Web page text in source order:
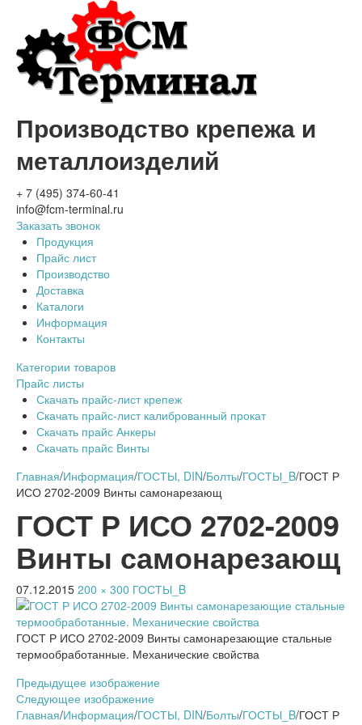
Производство крепежа и
металлоизделий
+ 7 (495) 374-60-41
info@fcm-terminal.ru
Заказать звонок
Продукция
Прайс лист
Производство
Доставка
Каталоги
Информация
Контакты
Категории товаров
Прайс листы
Скачать прайс-лист крепеж
Скачать прайс-лист калиброванный прокат
Скачать прайс Анкеры
Скачать прайс Винты
Главная/Информация/ГОСТЫ, DIN/Болты/ГОСТЫ_B/ГОСТ Р
ИСО 2702-2009 Винты самонарезающ
ГОСТ Р ИСО 2702-2009
Винты самонарезающ
07.12.2015 200 × 300 ГОСТЫ_B
ГОСТ Р ИСО 2702-2009 Винты самонарезающие стальные
термообработанные. Механические свойства
Предыдущее изображение
Следующее изображение
Главная/Информация/ГОСТЫ, DIN/Болты/ГОСТЫ_B/ГОСТ Р